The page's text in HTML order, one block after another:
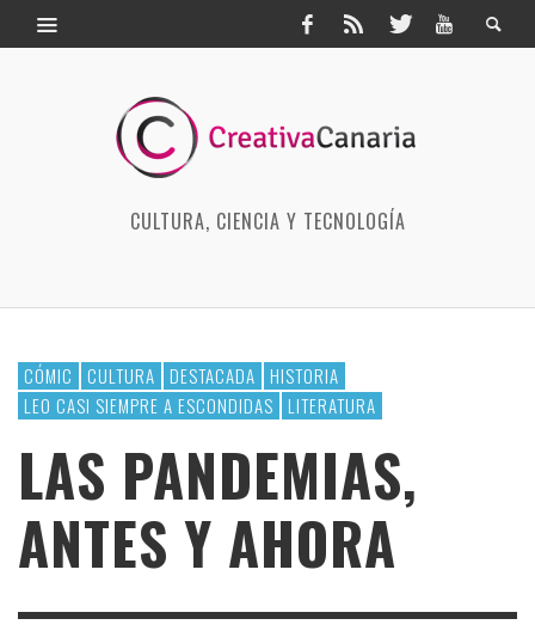
CULTURA, CIENCIA Y TECNOLOGÍA
CÓMIC CULTURA DESTACADA HISTORIA
LEO CASI SIEMPRE A ESCONDIDAS LITERATURA
LAS PANDEMIAS,
ANTES Y AHORA